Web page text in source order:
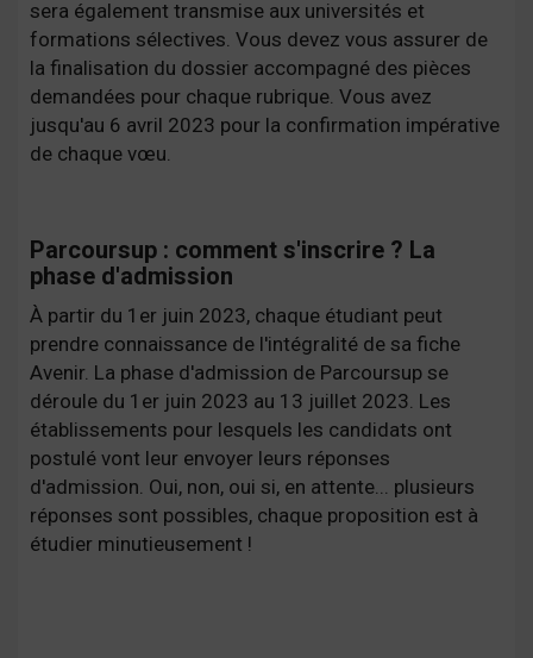
sera également transmise aux universités et
formations sélectives. Vous devez vous assurer de
la finalisation du dossier accompagné des pièces
demandées pour chaque rubrique. Vous avez
jusqu'au 6 avril 2023 pour la confirmation impérative
de chaque vœu.
Parcoursup : comment s'inscrire ? La
phase d'admission
À partir du 1er juin 2023, chaque étudiant peut
prendre connaissance de l'intégralité de sa fiche
Avenir. La phase d'admission de Parcoursup se
déroule du 1er juin 2023 au 13 juillet 2023. Les
établissements pour lesquels les candidats ont
postulé vont leur envoyer leurs réponses
d'admission. Oui, non, oui si, en attente... plusieurs
réponses sont possibles, chaque proposition est à
étudier minutieusement !